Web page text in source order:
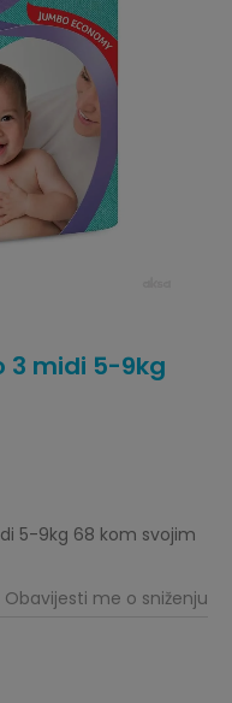
3 midi 5-9kg
5-9kg 68 kom svojim
Obavijesti me o sniženju